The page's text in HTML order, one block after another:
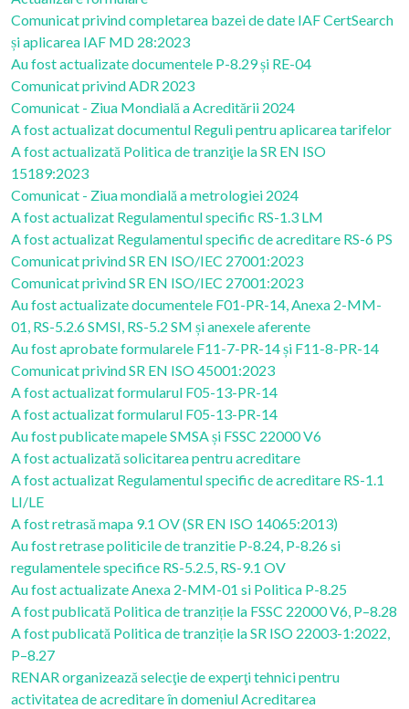
Comunicat privind completarea bazei de date IAF CertSearch
și aplicarea IAF MD 28:2023
Au fost actualizate documentele P-8.29 și RE-04
Comunicat privind ADR 2023
Comunicat - Ziua Mondială a Acreditării 2024
A fost actualizat documentul Reguli pentru aplicarea tarifelor
A fost actualizată Politica de tranziţie la SR EN ISO
15189:2023
Comunicat - Ziua mondială a metrologiei 2024
A fost actualizat Regulamentul specific RS-1.3 LM
A fost actualizat Regulamentul specific de acreditare RS-6 PS
Comunicat privind SR EN ISO/IEC 27001:2023
Comunicat privind SR EN ISO/IEC 27001:2023
Au fost actualizate documentele F01-PR-14, Anexa 2-MM-
01, RS-5.2.6 SMSI, RS-5.2 SM și anexele aferente
Au fost aprobate formularele F11-7-PR-14 și F11-8-PR-14
Comunicat privind SR EN ISO 45001:2023
A fost actualizat formularul F05-13-PR-14
A fost actualizat formularul F05-13-PR-14
Au fost publicate mapele SMSA și FSSC 22000 V6
A fost actualizată solicitarea pentru acreditare
A fost actualizat Regulamentul specific de acreditare RS-1.1
LI/LE
A fost retrasă mapa 9.1 OV (SR EN ISO 14065:2013)
Au fost retrase politicile de tranzitie P-8.24, P-8.26 si
regulamentele specifice RS-5.2.5, RS-9.1 OV
Au fost actualizate Anexa 2-MM-01 si Politica P-8.25
A fost publicată Politica de tranziție la FSSC 22000 V6, P–8.28
A fost publicată Politica de tranziție la SR ISO 22003-1:2022,
P–8.27
RENAR organizează selecţie de experţi tehnici pentru
activitatea de acreditare în domeniul Acreditarea